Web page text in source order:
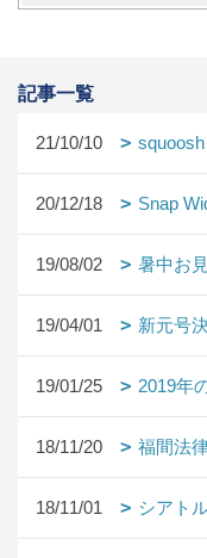
記事一覧
21/10/10 squoosh
20/12/18 Snap
19/08/02 暑中お
19/04/01 新元号
19/01/25 2019年
18/11/20 福間法
18/11/01 シアト